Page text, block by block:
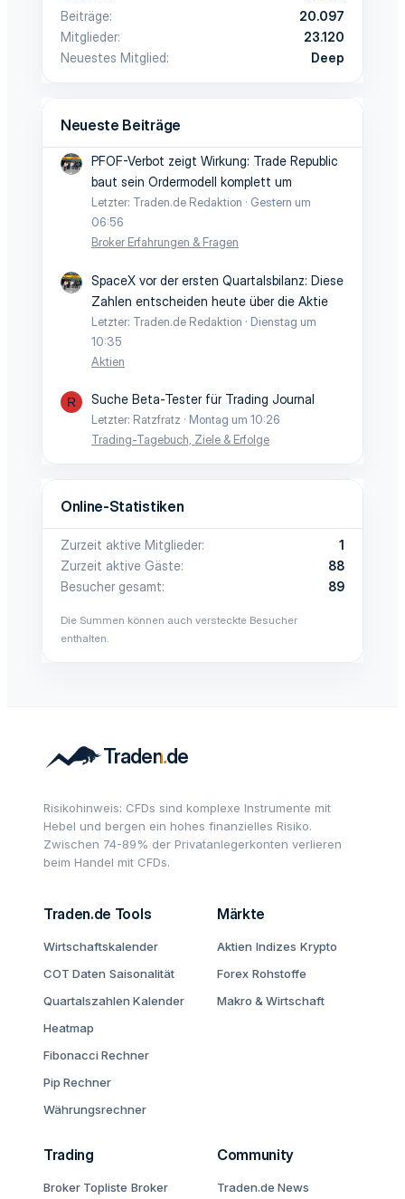
Beiträge
20.097
Mitglieder
23.120
Neuestes Mitglied
Deep
Neueste Beiträge
PFOF-Verbot zeigt Wirkung: Trade Republic
baut sein Ordermodell komplett um
Letzter: Traden.de Redaktion
Gestern um
06:56
Broker Erfahrungen & Fragen
SpaceX vor der ersten Quartalsbilanz: Diese
Zahlen entscheiden heute über die Aktie
Letzter: Traden.de Redaktion
Dienstag um
10:35
Aktien
R Suche Beta-Tester für Trading Journal
Letzter: Ratzfratz
Montag um 10:26
Trading-Tagebuch, Ziele & Erfolge
Online-Statistiken
Zurzeit aktive Mitglieder
1
Zurzeit aktive Gäste
88
Besucher gesamt
89
Die Summen können auch versteckte Besucher
enthalten.
Risikohinweis: CFDs sind komplexe Instrumente mit
Hebel und bergen ein hohes finanzielles Risiko.
Zwischen 74-89% der Privatanlegerkonten verlieren
beim Handel mit CFDs.
Traden.de Tools
Wirtschaftskalender
COT Daten Saisonalität
Quartalszahlen Kalender
Heatmap
Fibonacci Rechner
Pip Rechner
Währungsrechner
Märkte
Aktien Indizes Krypto
Forex Rohstoffe
Makro & Wirtschaft
Trading
Broker Topliste Broker
Community
Traden.de News